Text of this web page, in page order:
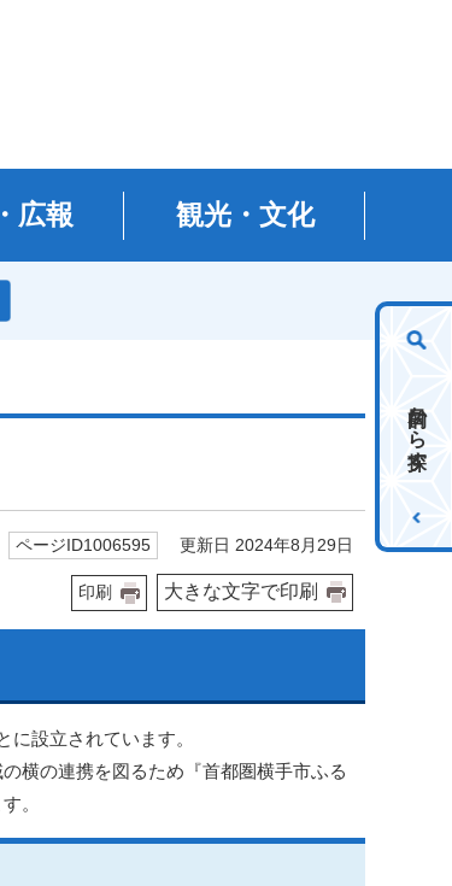
広報 観光・文化
目的から探す
ページID1006595 更新日 2024年8月29日
印刷 大きな文字で印刷
設立されています。
横の連携を図るため『首都圏横手市ふる
。